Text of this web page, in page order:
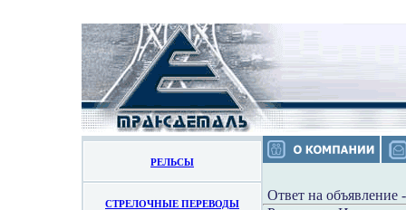
РЕЛЬСЫ
СТРЕЛОЧНЫЕ ПЕРЕВОДЫ
Ответ на объявление